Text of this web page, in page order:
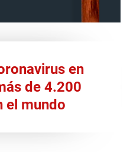
en
de 4.200
el mundo